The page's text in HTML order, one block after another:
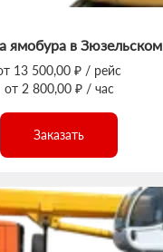
ямобура в Зюзельском
13 500,00 ₽ / рейс
от 2 800,00 ₽ / час
Заказать